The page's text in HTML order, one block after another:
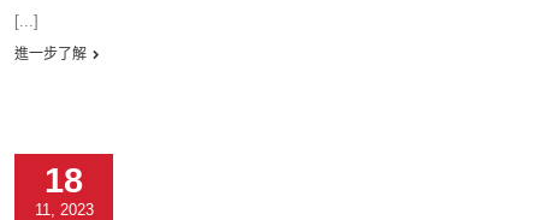
[...]
進一步了解
18
11, 2023